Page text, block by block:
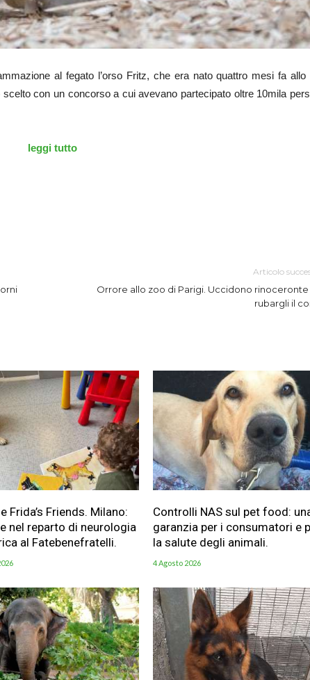
al fegato l’orso Fritz, che era nato quattro mesi fa allo
con un concorso a cui avevano partecipato oltre 10mila
leggi tutto
Articolo
Orrore allo zoo di Parigi. Uccidono
rubargli il
Frida’s Friends. Milano:
nel reparto di neurologia
al Fatebenefratelli.
Controlli NAS sul pet food:
garanzia per i consumatori e
la salute degli animali.
4 Agosto 2026